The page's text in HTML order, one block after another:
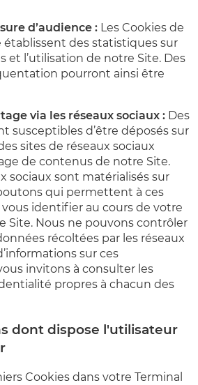
d’audience : Les Cookies de
établissent des statistiques sur
et l’utilisation de notre Site. Des
pourront ainsi être
via les réseaux sociaux : Des
susceptibles d’être déposés sur
sites de réseaux sociaux
de contenus de notre Site.
sociaux sont matérialisés sur
qui permettent à ces
vous identifier au cours de votre
Site. Nous ne pouvons contrôler
récoltées par les réseaux
sur ces
invitons à consulter les
propres à chacun des
dont dispose l'utilisateur
Cookies dans votre Terminal